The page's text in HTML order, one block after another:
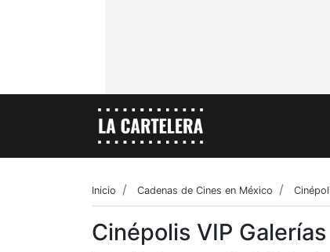
Inicio Cadenas de Cines en México
Cinépolis VIP